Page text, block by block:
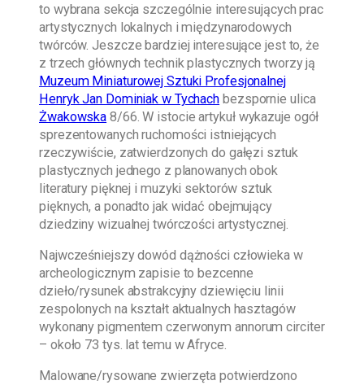
to wybrana sekcja szczególnie interesujących prac
artystycznych lokalnych i międzynarodowych
twórców. Jeszcze bardziej interesujące jest to, że
z trzech głównych technik plastycznych tworzy ją
Muzeum Miniaturowej Sztuki Profesjonalnej
Henryk Jan Dominiak w Tychach bezspornie ulica
Żwakowska 8/66. W istocie artykuł wykazuje ogół
sprezentowanych ruchomości istniejących
rzeczywiście, zatwierdzonych do gałęzi sztuk
plastycznych jednego z planowanych obok
literatury pięknej i muzyki sektorów sztuk
pięknych, a ponadto jak widać obejmujący
dziedziny wizualnej twórczości artystycznej.
Najwcześniejszy dowód dążności człowieka w
archeologicznym zapisie to bezcenne
dzieło/rysunek abstrakcyjny dziewięciu linii
zespolonych na kształt aktualnych hasztagów
wykonany pigmentem czerwonym annorum circiter
– około 73 tys. lat temu w Afryce.
Malowane/rysowane zwierzęta potwierdzono